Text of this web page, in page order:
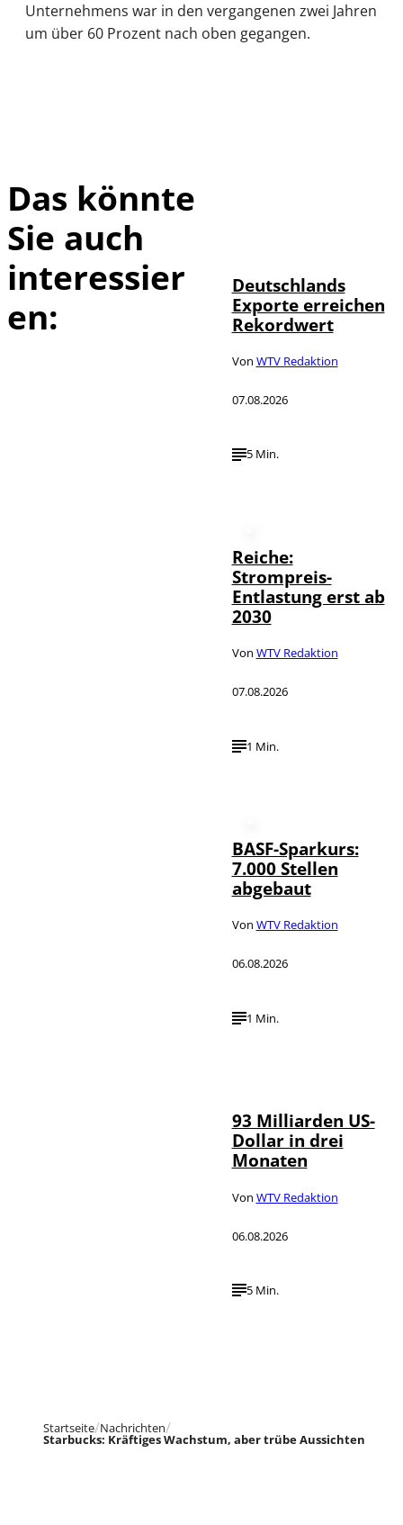
Unternehmens war in den vergangenen zwei Jahren
um über 60 Prozent nach oben gegangen.
Das könnte
Sie auch
interessier
en:
Deutschlands
Exporte erreichen
Rekordwert
Von WTV Redaktion
07.08.2026
5 Min.
Reiche:
Strompreis-
Entlastung erst ab
2030
Von WTV Redaktion
07.08.2026
1 Min.
BASF-Sparkurs:
7.000 Stellen
abgebaut
Von WTV Redaktion
06.08.2026
1 Min.
93 Milliarden US-
Dollar in drei
Monaten
Von WTV Redaktion
06.08.2026
5 Min.
Startseite Nachrichten
Starbucks: Kräftiges Wachstum, aber trübe Aussichten